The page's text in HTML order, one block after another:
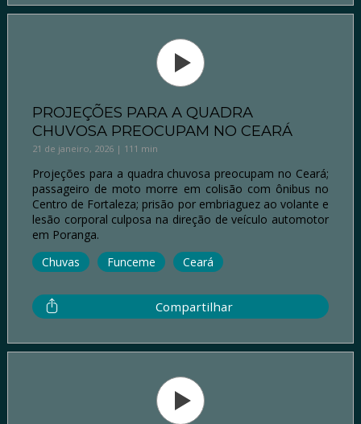
PROJEÇÕES PARA A QUADRA
CHUVOSA PREOCUPAM NO CEARÁ
21 de janeiro, 2026 | 111 min
Projeções para a quadra chuvosa preocupam no Ceará;
passageiro de moto morre em colisão com ônibus no
Centro de Fortaleza; prisão por embriaguez ao volante e
lesão corporal culposa na direção de veículo automotor
em Poranga.
Chuvas
Funceme Ceará
Compartilhar